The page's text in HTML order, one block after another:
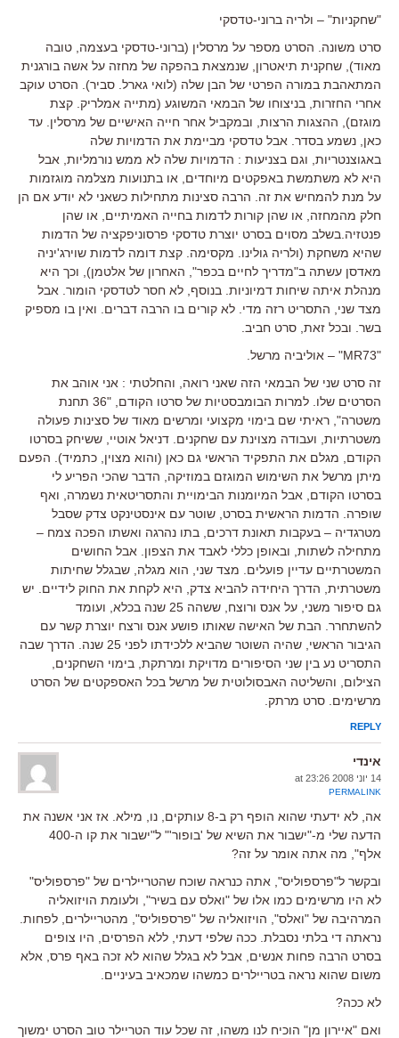
"שחקניות" – ולריה ברוני-טדסקי
סרט משונה. הסרט מספר על מרסלין (ברוני-טדסקי בעצמה, טובה
מאוד), שחקנית תיאטרון, שנמצאת בהפקה של מחזה על אשה בורגנית
המתאהבת במורה הפרטי של הבן שלה (לואי גארל. סביר). הסרט עוקב
אחרי החזרות, בניצוחו של הבמאי המשוגע (מתייה אמלריק. קצת
מוגזם), ההצגות הרצות, ובמקביל אחר חייה האישיים של מרסלין. עד
כאן, נשמע בסדר. אבל טדסקי מביימת את הדמויות שלה
באגוצנטריות, וגם בצניעות : הדמויות שלה לא ממש נורמליות, אבל
היא לא משתמשת באפקטים מיוחדים, או בתנועות מצלמה מוגזמות
על מנת להמחיש את זה. הרבה סצינות מתחילות כשאני לא יודע אם הן
חלק מהמחזה, או שהן קורות לדמות בחייה האמיתיים, או שהן
פנטזיה.בשלב מסוים בסרט יוצרת טדסקי פרסוניפקציה של הדמות
שהיא משחקת (ולריה גולינו. מקסימה. קצת דומה לדמות שוירג'יניה
מאדסן עשתה ב"מדריך לחיים בכפר", האחרון של אלטמן), וכך היא
מנהלת איתה שיחות דמיוניות. בנוסף, לא חסר לטדסקי הומור. אבל
מצד שני, התסריט רזה מדי. לא קורים בו הרבה דברים. ואין בו מספיק
בשר. ובכל זאת, סרט חביב.
"MR73" – אוליביה מרשל.
זה סרט שני של הבמאי הזה שאני רואה, והחלטתי : אני אוהב את
הסרטים שלו. למרות הבומבסטיות של סרטו הקודם, "36 תחנת
משטרה", ראיתי שם בימוי מקצועי ומרשים מאוד של סצינות פעולה
משטרתיות, ועבודה מצוינת עם שחקנים. דניאל אוטיי, ששיחק בסרטו
הקודם, מגלם את התפקיד הראשי גם כאן (והוא מצוין, כתמיד). הפעם
מיתן מרשל את השימוש המוגזם במוזיקה, הדבר שהכי הפריע לי
בסרטו הקודם, אבל המיומנות הבימויית והתסריטאית נשמרה, ואף
שופרה. הדמות הראשית בסרט, שוטר עם אינסטינקט צדק שסבל
מטרגדיה – בעקבות תאונת דרכים, בתו נהרגה ואשתו הפכה צמח –
מתחילה לשתות, ובאופן כללי לאבד את הצפון. אבל החושים
המשטרתיים עדיין פועלים. מצד שני, הוא מגלה, שבגלל שחיתות
משטרתית, הדרך היחידה להביא צדק, היא לקחת את החוק לידיים. יש
גם סיפור משני, על אנס ורוצח, ששהה 25 שנה בכלא, ועומד
להשתחרר. הבת של האישה שאותו פושע אנס ורצח יוצרת קשר עם
הגיבור הראשי, שהיה השוטר שהביא ללכידתו לפני 25 שנה. הדרך שבה
התסריט נע בין שני הסיפורים מדויקת ומרתקת, בימוי השחקנים,
הצילום, והשליטה האבסולוטית של מרשל בכל האספקטים של הסרט
מרשימים. סרט מרתק.
REPLY
אינדי
14 יוני 2008 at 23:26
PERMALINK
אה, לא ידעתי שהוא הופף רק ב-8 עותקים, נו, מילא. אז אני אשנה את
הדעה שלי מ-"ישבור את השיא של 'בופור'" ל"ישבור את קו ה-400
אלף", מה אתה אומר על זה?
ובקשר ל"פרספוליס", אתה כנראה שוכח שהטריילרים של "פרספוליס"
לא היו מרשימים כמו אלו של "ואלס עם בשיר", ולעומת הויזואליה
המרהיבה של "ואלס", הויזואליה של "פרספוליס", מהטריילרים, לפחות.
נראתה די בלתי נסבלת. ככה שלפי דעתי, ללא הפרסים, היו צופים
בסרט הרבה פחות אנשים, אבל לא בגלל שהוא לא זכה באף פרס, אלא
משום שהוא נראה בטריילרים כמשהו שמכאיב בעיניים.
לא ככה?
ואם "איירון מן" הוכיח לנו משהו, זה שכל עוד הטריילר טוב הסרט ימשוך